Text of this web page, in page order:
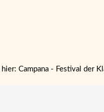
Campana - Festival der